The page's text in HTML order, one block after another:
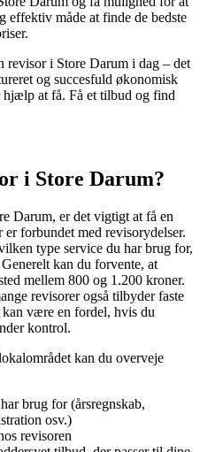
effektiv måde at finde de bedste
revisor i Store Darum i dag – det
og succesfuld økonomisk
hjælp at få. Få et tilbud og find
i Store Darum?
Darum, er det vigtigt at få en
forbundet med revisorydelser.
type service du har brug for,
kan du forvente, at
mellem 800 og 1.200 kroner.
revisorer også tilbyder faste
være en fordel, hvis du
kontrol.
kan du overveje
brug for (årsregnskab,
osv.)
revisoren